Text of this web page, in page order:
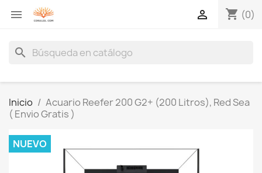
 shopping_cart (0)

search
Inicio
Acuario Reefer 200 G2+ (200 Litros), Red Sea
( Envio Gratis )
NUEVO